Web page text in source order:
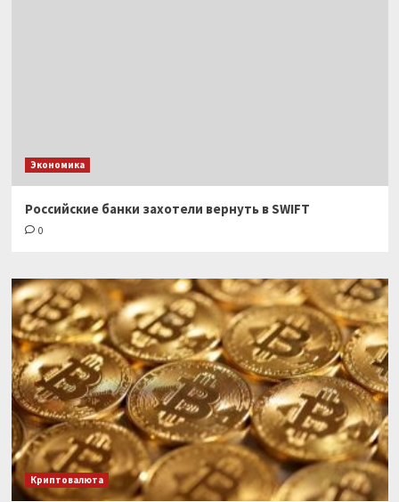
Экономика
Российские банки захотели вернуть в SWIFT
0
Криптовалюта